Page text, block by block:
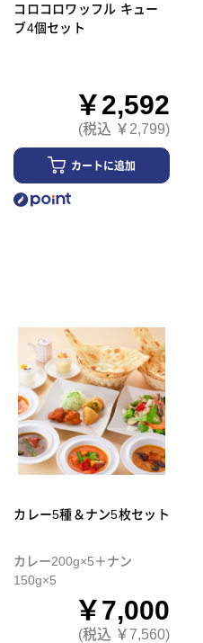
コロコロワッフル キュー
ブ4個セット
￥2,592
(税込 ￥2,799)
カートに追加
カレー5種＆ナン5枚セット
カレー200g×5＋ナン
150g×5
￥7,000
(税込 ￥7,560)